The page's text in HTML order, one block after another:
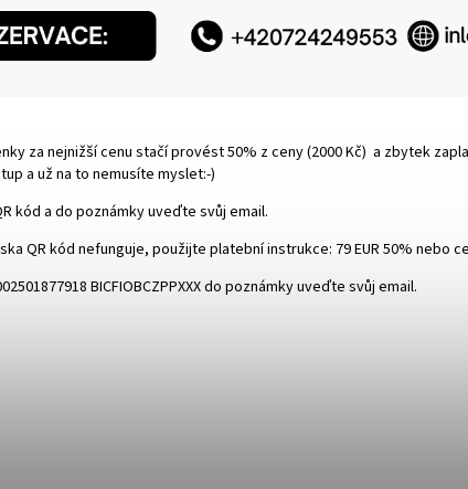
za nejnižší cenu stačí provést 50% z ceny (2000 Kč) a zbytek
a už na to nemusíte myslet:-)
kód a do poznámky uveďte svůj email.
QR kód nefunguje, použijte platební instrukce: 79 EUR 50% nebo
BICFIOBCZPPXXX do poznámky uveďte svůj email.